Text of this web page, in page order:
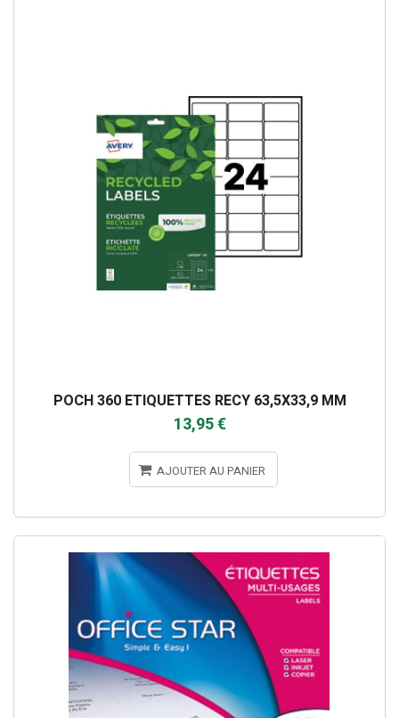
POCH 360 ETIQUETTES RECY 63,5X33,9 MM
13,95 €
AJOUTER AU PANIER